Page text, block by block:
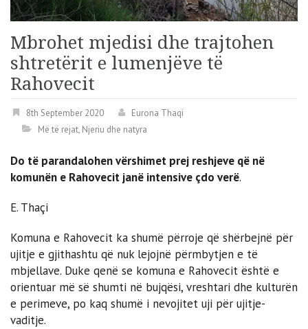
Mbrohet mjedisi dhe trajtohen
shtretërit e lumenjëve të
Rahovecit
8th September 2020
Eurona Thaqi
Më të rejat, Njeriu dhe natyra
Do të parandalohen vërshimet prej reshjeve që në
komunën e Rahovecit janë intensive çdo verë.
E. Thaçi
Komuna e Rahovecit ka shumë përroje që shërbejnë për
ujitje e gjithashtu që nuk lejojnë përmbytjen e të
mbjellave. Duke qenë se komuna e Rahovecit është e
orientuar më së shumti në bujqësi, vreshtari dhe kulturën
e perimeve, po kaq shumë i nevojitet uji për ujitje-
vaditje.